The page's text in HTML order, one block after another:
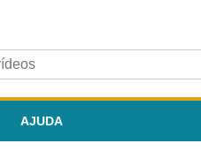
AJUDA